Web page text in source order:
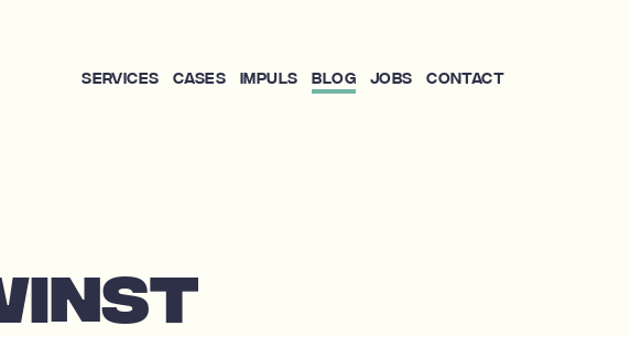
Services Cases Impuls Blog Jobs Contact